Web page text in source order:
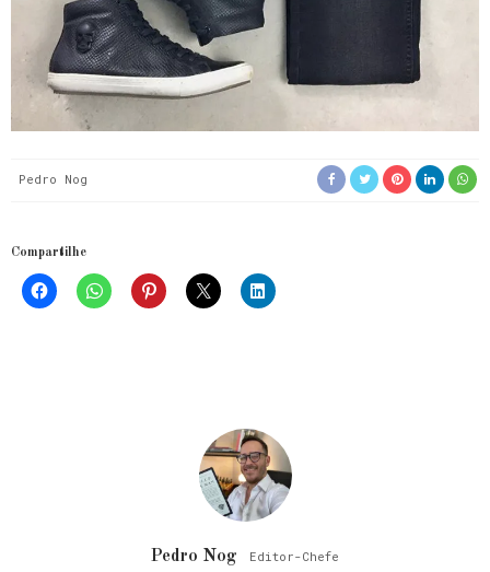
Pedro Nog
Compartilhe
Pedro Nog Editor-Chefe